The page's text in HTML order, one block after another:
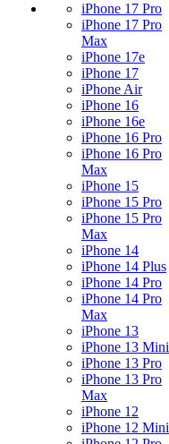
iPhone 17 Pro
iPhone 17 Pro
Max
iPhone 17e
iPhone 17
iPhone Air
iPhone 16
iPhone 16e
iPhone 16 Pro
iPhone 16 Pro
Max
iPhone 15
iPhone 15 Pro
iPhone 15 Pro
Max
iPhone 14
iPhone 14 Plus
iPhone 14 Pro
iPhone 14 Pro
Max
iPhone 13
iPhone 13 Mini
iPhone 13 Pro
iPhone 13 Pro
Max
iPhone 12
iPhone 12 Mini